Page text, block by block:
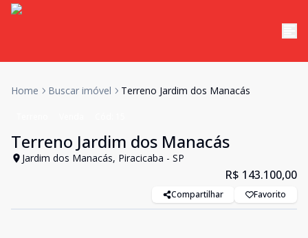
Home Buscar imóvel Terreno Jardim dos Manacás
Terreno Jardim dos Manacás
Jardim dos Manacás, Piracicaba - SP
R$ 143.100,00
Compartilhar Favorito